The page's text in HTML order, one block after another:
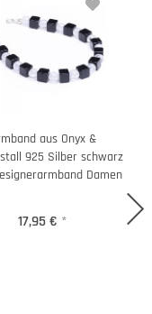
aus Onyx &
925 Silber schwarz
Damen
17,95 € *